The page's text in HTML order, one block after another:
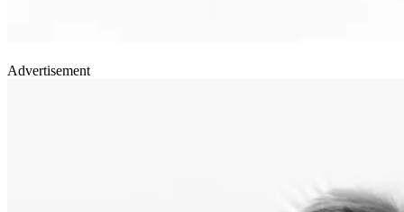
Advertisement